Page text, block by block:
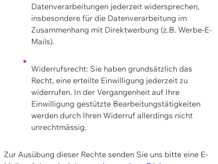
Datenverarbeitungen jederzeit widersprechen,
insbesondere für die Datenverarbeitung im
Zusammenhang mit Direktwerbung (z.B. Werbe-E-
Mails).
Widerrufsrecht: Sie haben grundsätzlich das
Recht, eine erteilte Einwilligung jederzeit zu
widerrufen. In der Vergangenheit auf Ihre
Einwilligung gestützte Bearbeitungstätigkeiten
werden durch Ihren Widerruf allerdings nicht
unrechtmässig.
Zur Ausübung dieser Rechte senden Sie uns bitte eine E-